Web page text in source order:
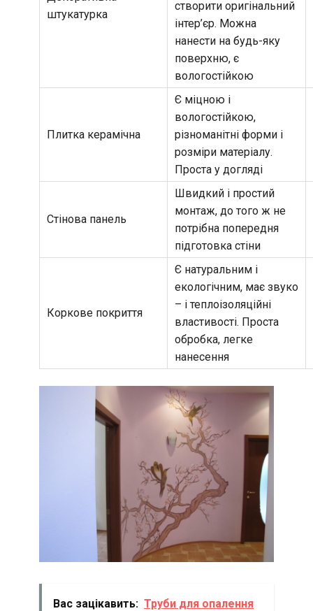
штукатурка
створити оригінальний
інтер’єр. Можна
нанести на будь-яку
поверхню, є
вологостійкою
Плитка керамічна
Є міцною і
вологостійкою,
різноманітні форми і
розміри матеріалу.
Проста у догляді
Стінова панель
Швидкий і простий
монтаж, до того ж не
потрібна попередня
підготовка стіни
Коркове покриття
Є натуральним і
екологічним, має звуко
– і теплоізоляційні
властивості. Проста
обробка, легке
нанесення
Вас зацікавить: Труби для опалення